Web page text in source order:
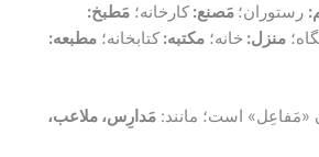
رستوران؛ مَصنع: کارخانه؛ مَطبخ:
منزل: خانه؛ مکتبه: کتابخانه؛ مطبعه:
است؛ مانند: مَدارِس، ملاعب،